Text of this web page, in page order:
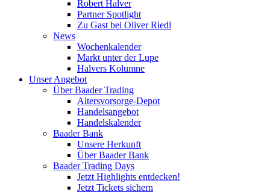
Robert Halver
Partner Spotlight
Zu Gast bei Oliver Riedl
News
Wochenkalender
Markt unter der Lupe
Halvers Kolumne
Unser Angebot
Über Baader Trading
Altersvorsorge-Depot
Handelsangebot
Handelskalender
Baader Bank
Unsere Herkunft
Über Baader Bank
Baader Trading Days
Jetzt Highlights entdecken!
Jetzt Tickets sichern